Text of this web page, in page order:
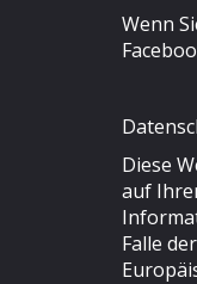
Wenn
Diese
auf
Falle